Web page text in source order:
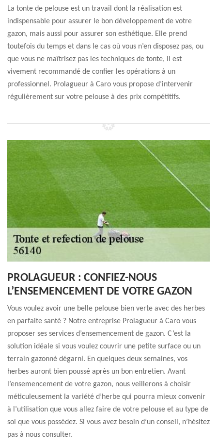
La tonte de pelouse est un travail dont la réalisation est
indispensable pour assurer le bon développement de votre
gazon, mais aussi pour assurer son esthétique. Elle prend
toutefois du temps et dans le cas où vous n’en disposez pas, ou
que vous ne maîtrisez pas les techniques de tonte, il est
vivement recommandé de confier les opérations à un
professionnel. Prolagueur à Caro vous propose d’intervenir
régulièrement sur votre pelouse à des prix compétitifs.
PROLAGUEUR : CONFIEZ-NOUS
L’ENSEMENCEMENT DE VOTRE GAZON
Vous voulez avoir une belle pelouse bien verte avec des herbes
en parfaite santé ? Notre entreprise Prolagueur à Caro vous
proposer ses services d’ensemencement de gazon. C’est la
solution idéale si vous voulez couvrir une petite surface ou un
terrain gazonné dégarni. En quelques deux semaines, vos
herbes auront bien poussé après un bon entretien. Avant
l’ensemencement de votre gazon, nous veillerons à choisir
méticuleusement la variété d’herbe qui pourra mieux convenir
à l’utilisation que vous allez faire de votre pelouse et au type de
sol que vous possédez. Si vous avez besoin d’un conseil, n’hésitez
pas à nous consulter.